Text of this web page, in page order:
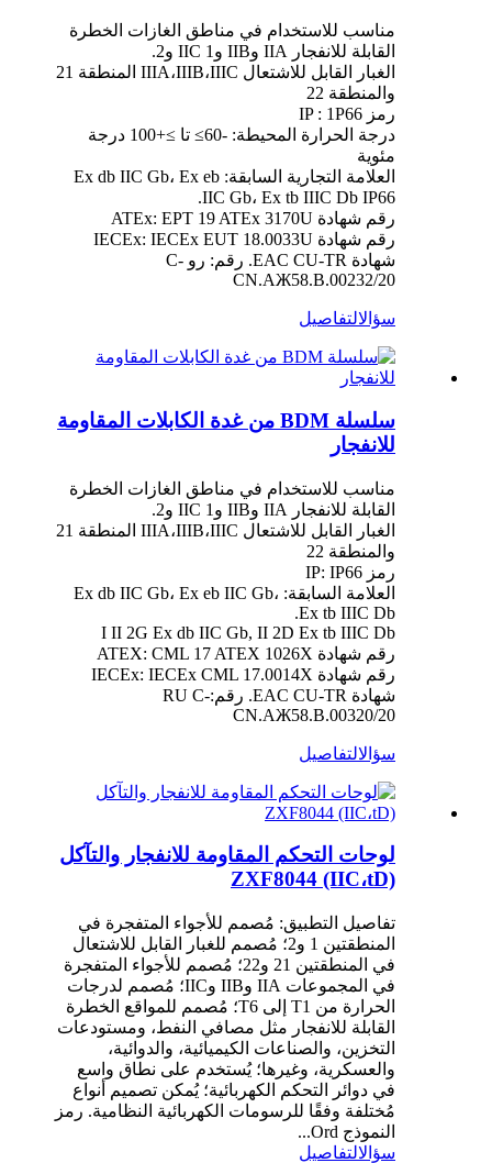
مناسب للاستخدام في مناطق الغازات الخطرة
القابلة للانفجار IIA وIIB وIIC 1 و2.
الغبار القابل للاشتعال IIIA،IIIB،IIIC المنطقة 21
والمنطقة 22
رمز IP : 1P66
درجة الحرارة المحيطة: -60≥ تا ≥+100 درجة
مئوية
العلامة التجارية السابقة: Ex db IIC Gb، Ex eb
IIC Gb، Ex tb IIIC Db IP66.
رقم شهادة ATEx: EPT 19 ATEx 3170U
رقم شهادة IECEx: IECEx EUT 18.0033U
شهادة EAC CU-TR. رقم: رو C-
CN.AЖ58.B.00232/20
سؤالالتفاصيل
سلسلة BDM من غدة الكابلات المقاومة
للانفجار
مناسب للاستخدام في مناطق الغازات الخطرة
القابلة للانفجار IIA وIIB وIIC 1 و2.
الغبار القابل للاشتعال IIIA،IIIB،IIIC المنطقة 21
والمنطقة 22
رمز IP: IP66
العلامة السابقة: Ex db IIC Gb، Ex eb IIC Gb،
Ex tb IIIC Db.
I II 2G Ex db IIC Gb, II 2D Ex tb IIIC Db
رقم شهادة ATEX: CML 17 ATEX 1026X
رقم شهادة IECEx: IECEx CML 17.0014X
شهادة EAC CU-TR. رقم:RU C-
CN.AЖ58.B.00320/20
سؤالالتفاصيل
لوحات التحكم المقاومة للانفجار والتآكل
ZXF8044 (IIC،tD)
تفاصيل التطبيق: مُصمم للأجواء المتفجرة في
المنطقتين 1 و2؛ مُصمم للغبار القابل للاشتعال
في المنطقتين 21 و22؛ مُصمم للأجواء المتفجرة
في المجموعات IIA وIIB وIIC؛ مُصمم لدرجات
الحرارة من T1 إلى T6؛ مُصمم للمواقع الخطرة
القابلة للانفجار مثل مصافي النفط، ومستودعات
التخزين، والصناعات الكيميائية، والدوائية،
والعسكرية، وغيرها؛ يُستخدم على نطاق واسع
في دوائر التحكم الكهربائية؛ يُمكن تصميم أنواع
مُختلفة وفقًا للرسومات الكهربائية النظامية. رمز
النموذج Ord...
سؤالالتفاصيل